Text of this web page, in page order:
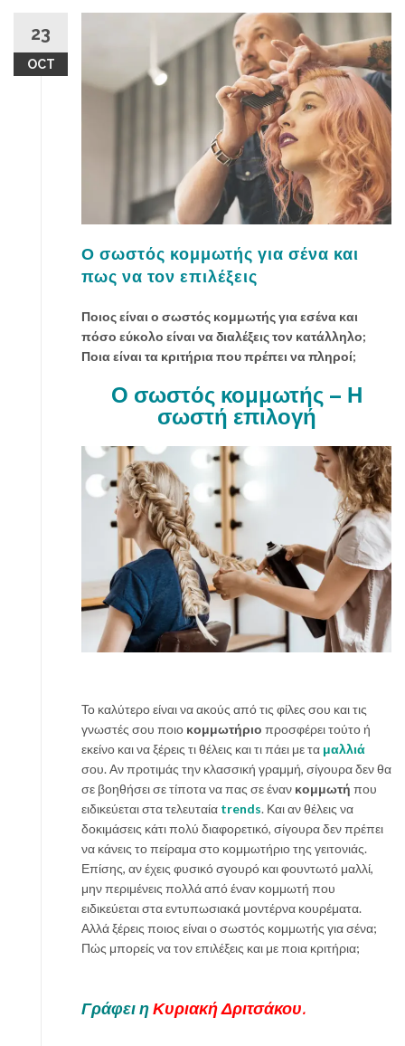
θ
ω
ι
ς
η
ρ
γ
κ
ή
α
ν
α
κ
κ
λ
ω
σ
α
ι
ο
ι
κ
ο
ν
ο
μ
ί
α
23
OCT
Ο σωστός κομμωτής για σένα και
πως να τον επιλέξεις
Ποιος είναι ο σωστός κομμωτής για εσένα και
πόσο εύκολο είναι να διαλέξεις τον κατάλληλο;
Ποια είναι τα κριτήρια που πρέπει να πληροί;
Ο σωστός κομμωτής – Η
σωστή επιλογή
Το καλύτερο είναι να ακούς από τις φίλες σου και τις
γνωστές σου ποιο κομμωτήριο προσφέρει τούτο ή
εκείνο και να ξέρεις τι θέλεις και τι πάει με τα μαλλιά
σου. Αν προτιμάς την κλασσική γραμμή, σίγουρα δεν θα
σε βοηθήσει σε τίποτα να πας σε έναν κομμωτή που
ειδικεύεται στα τελευταία trends. Και αν θέλεις να
δοκιμάσεις κάτι πολύ διαφορετικό, σίγουρα δεν πρέπει
να κάνεις το πείραμα στο κομμωτήριο της γειτονιάς.
Επίσης, αν έχεις φυσικό σγουρό και φουντωτό μαλλί,
μην περιμένεις πολλά από έναν κομμωτή που
ειδικεύεται στα εντυπωσιακά μοντέρνα κουρέματα.
Αλλά ξέρεις ποιος είναι ο σωστός κομμωτής για σένα;
Πώς μπορείς να τον επιλέξεις και με ποια κριτήρια;
Γράφει ηΚυριακή Δριτσάκου.